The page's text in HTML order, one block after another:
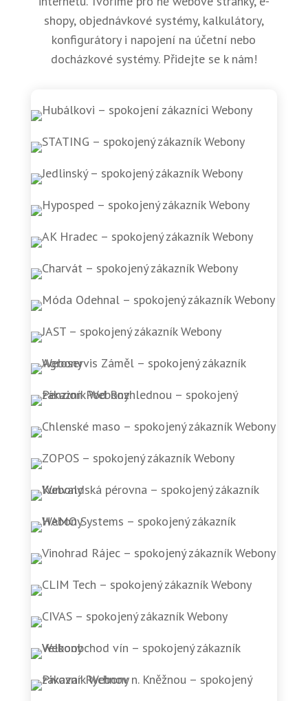
shopy, objednávkové systémy, kalkulátory,
konfigurátory i napojení na účetní nebo
docházkové systémy. Přidejte se k nám!